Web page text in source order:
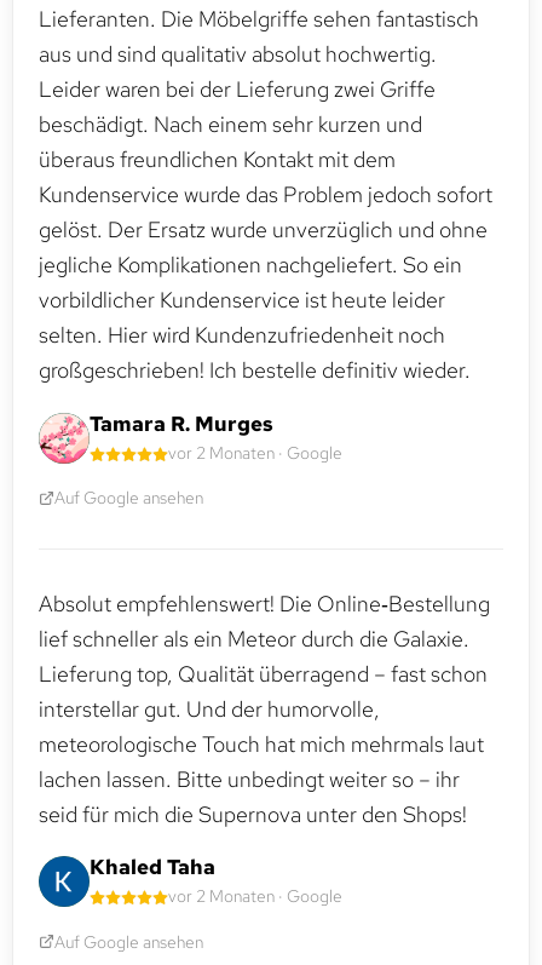
Lieferanten. Die Möbelgriffe sehen fantastisch
aus und sind qualitativ absolut hochwertig.
Leider waren bei der Lieferung zwei Griffe
beschädigt. Nach einem sehr kurzen und
überaus freundlichen Kontakt mit dem
Kundenservice wurde das Problem jedoch sofort
gelöst. Der Ersatz wurde unverzüglich und ohne
jegliche Komplikationen nachgeliefert. So ein
vorbildlicher Kundenservice ist heute leider
selten. Hier wird Kundenzufriedenheit noch
großgeschrieben! Ich bestelle definitiv wieder.
Tamara R. Murges
vor 2 Monaten · Google
Auf Google ansehen
Absolut empfehlenswert! Die Online‑Bestellung
lief schneller als ein Meteor durch die Galaxie.
Lieferung top, Qualität überragend – fast schon
interstellar gut. Und der humorvolle,
meteorologische Touch hat mich mehrmals laut
lachen lassen. Bitte unbedingt weiter so – ihr
seid für mich die Supernova unter den Shops!
Khaled Taha
vor 2 Monaten · Google
Auf Google ansehen